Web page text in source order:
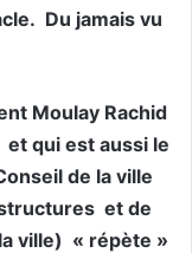
Du jamais vu
Moulay Rachid
qui est aussi le
de la ville
et de
ville) « répète »